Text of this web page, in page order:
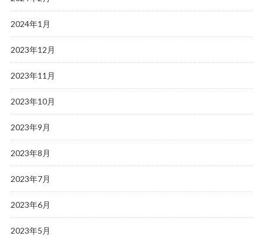
2024年1月
2023年12月
2023年11月
2023年10月
2023年9月
2023年8月
2023年7月
2023年6月
2023年5月